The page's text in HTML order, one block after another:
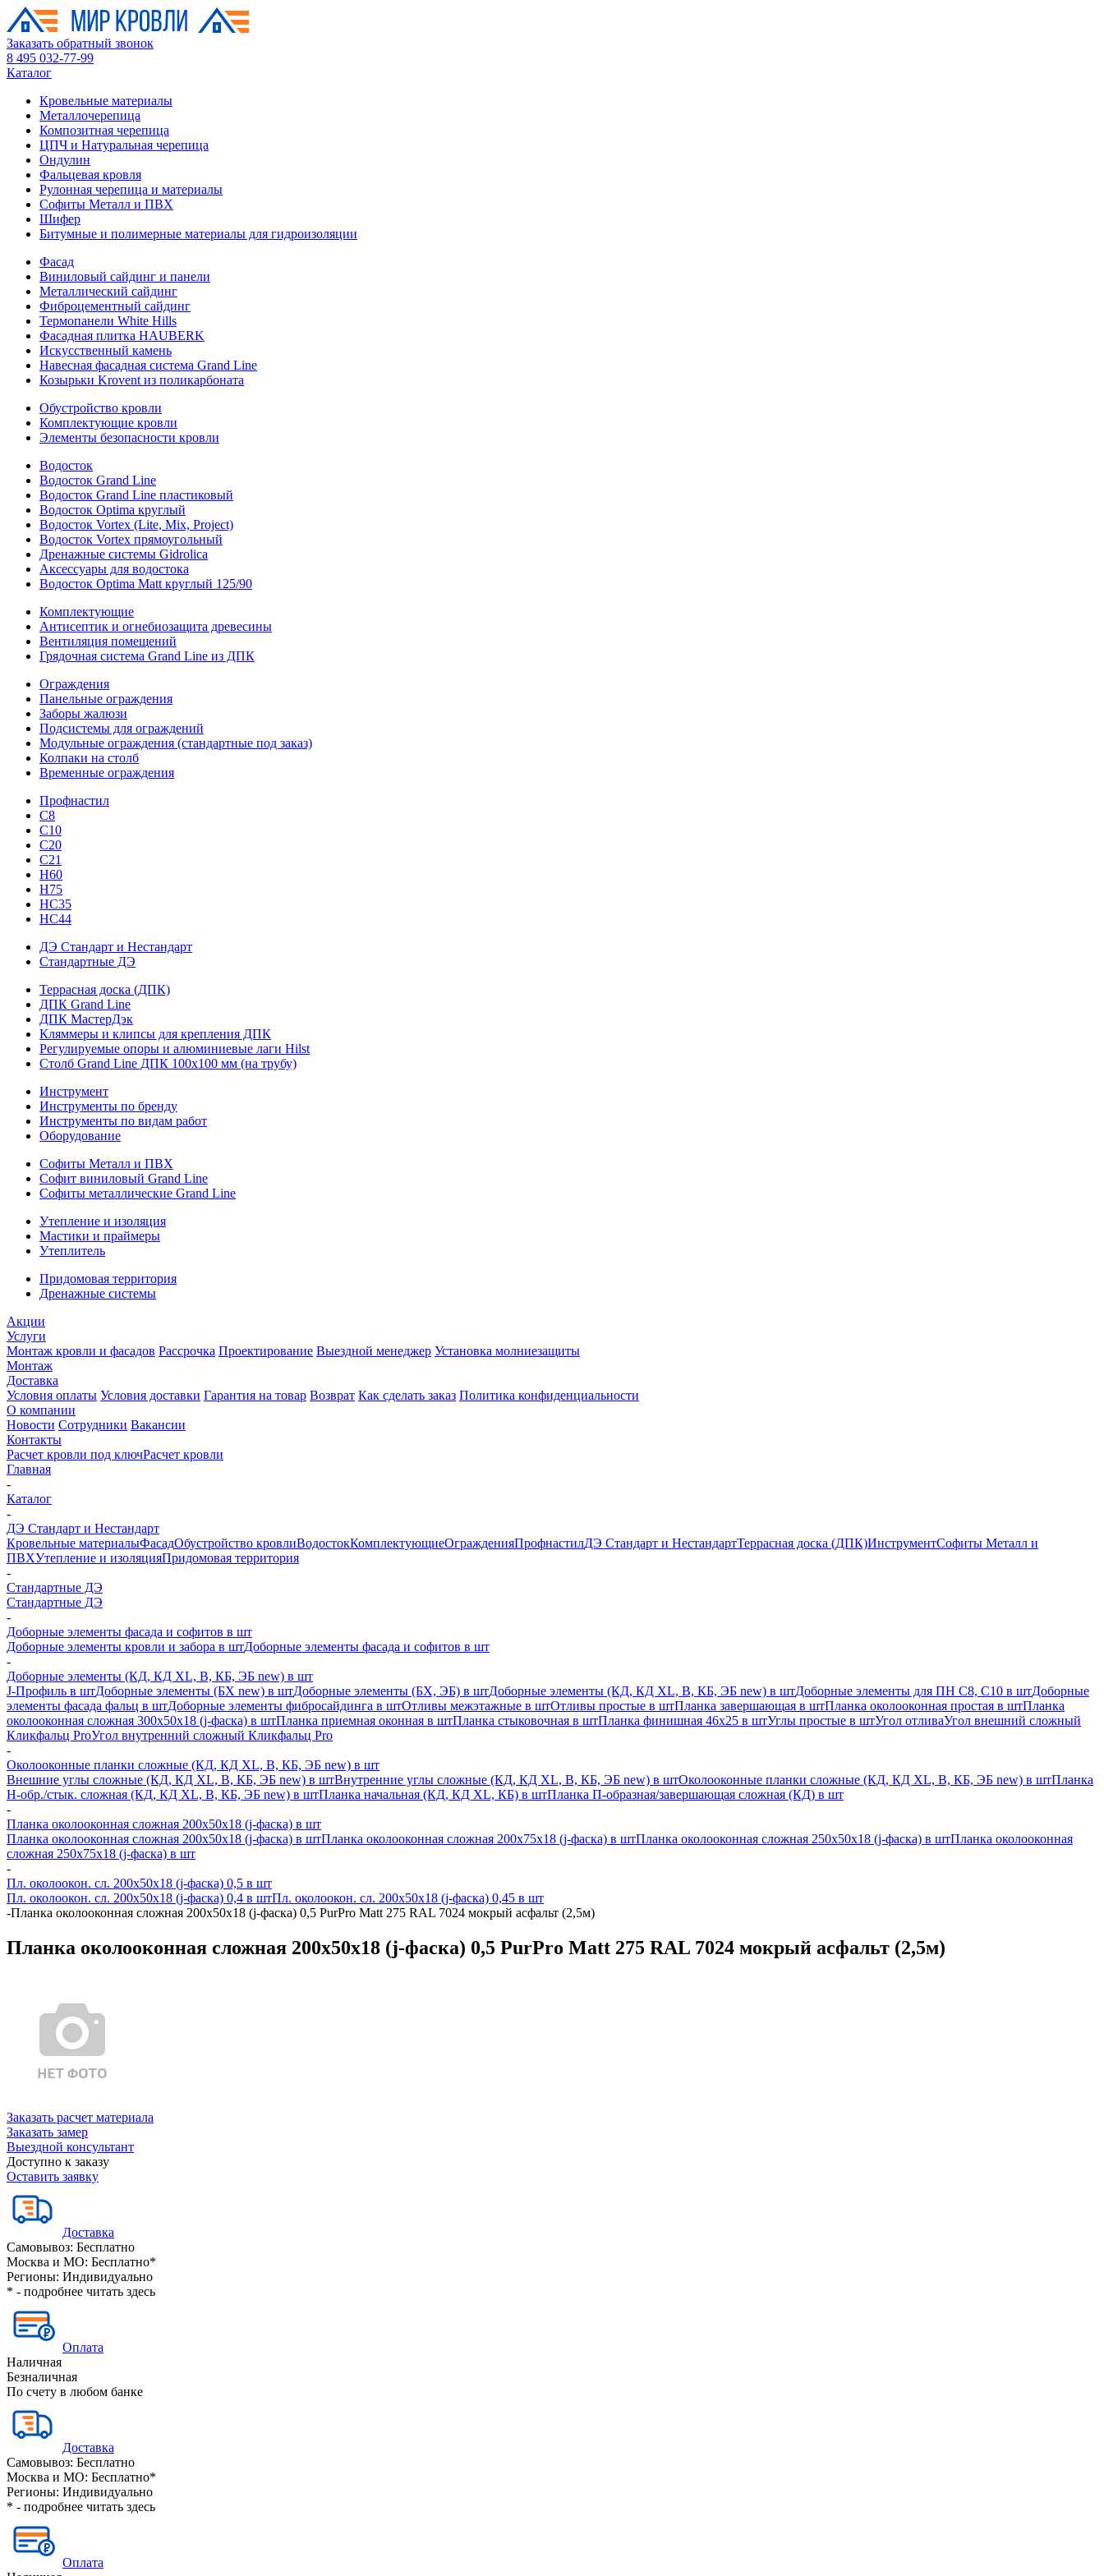
Заказать обратный звонок
8 495 032-77-99
Каталог
Кровельные материалы
Металлочерепица
Композитная черепица
ЦПЧ и Натуральная черепица
Ондулин
Фальцевая кровля
Рулонная черепица и материалы
Софиты Металл и ПВХ
Шифер
Битумные и полимерные материалы для гидроизоляции
Фасад
Виниловый сайдинг и панели
Металлический сайдинг
Фиброцементный сайдинг
Термопанели White Hills
Фасадная плитка HAUBERK
Искусственный камень
Навесная фасадная система Grand Line
Козырьки Krovent из поликарбоната
Обустройство кровли
Комплектующие кровли
Элементы безопасности кровли
Водосток
Водосток Grand Line
Водосток Grand Line пластиковый
Водосток Optima круглый
Водосток Vortex (Lite, Mix, Project)
Водосток Vortex прямоугольный
Дренажные системы Gidrolica
Аксессуары для водостока
Водосток Optima Matt круглый 125/90
Комплектующие
Антисептик и огнебиозащита древесины
Вентиляция помещений
Грядочная система Grand Line из ДПК
Ограждения
Панельные ограждения
Заборы жалюзи
Подсистемы для ограждений
Модульные ограждения (стандартные под заказ)
Колпаки на столб
Временные ограждения
Профнастил
С8
С10
С20
С21
H60
H75
HС35
НС44
ДЭ Стандарт и Нестандарт
Стандартные ДЭ
Террасная доска (ДПК)
ДПК Grand Line
ДПК МастерДэк
Кляммеры и клипсы для крепления ДПК
Регулируемые опоры и алюминиевые лаги Hilst
Столб Grand Line ДПК 100х100 мм (на трубу)
Инструмент
Инструменты по бренду
Инструменты по видам работ
Оборудование
Софиты Металл и ПВХ
Софит виниловый Grand Line
Софиты металлические Grand Line
Утепление и изоляция
Мастики и праймеры
Утеплитель
Придомовая территория
Дренажные системы
Акции
Услуги
Монтаж кровли и фасадов Рассрочка Проектирование Выездной менеджер Установка молниезащиты
Монтаж
Доставка
Условия оплаты Условия доставки Гарантия на товар Возврат Как сделать заказ Политика конфиденциальности
О компании
Новости Сотрудники Вакансии
Контакты
Расчет кровли под ключРасчет кровли
Главная
-
Каталог
-
ДЭ Стандарт и Нестандарт
Кровельные материалыФасадОбустройство кровлиВодостокКомплектующиеОгражденияПрофнастилДЭ Стандарт и НестандартТеррасная доска (ДПК)ИнструментСофиты Металл и
ПВХУтепление и изоляцияПридомовая территория
-
Стандартные ДЭ
Стандартные ДЭ
-
Доборные элементы фасада и софитов в шт
Доборные элементы кровли и забора в штДоборные элементы фасада и софитов в шт
-
Доборные элементы (КД, КД XL, В, КБ, ЭБ new) в шт
J-Профиль в штДоборные элементы (БХ new) в штДоборные элементы (БХ, ЭБ) в штДоборные элементы (КД, КД XL, В, КБ, ЭБ new) в штДоборные элементы для ПН С8, С10 в штДоборные
элементы фасада фальц в штДоборные элементы фибросайдинга в штОтливы межэтажные в штОтливы простые в штПланка завершающая в штПланка околооконная простая в штПланка
околооконная сложная 300х50х18 (j-фаска) в штПланка приемная оконная в штПланка стыковочная в штПланка финишная 46х25 в штУглы простые в штУгол отливаУгол внешний сложный
Кликфальц ProУгол внутренний сложный Кликфальц Pro
-
Околооконные планки сложные (КД, КД XL, В, КБ, ЭБ new) в шт
Внешние углы сложные (КД, КД XL, В, КБ, ЭБ new) в штВнутренние углы сложные (КД, КД XL, В, КБ, ЭБ new) в штОколооконные планки сложные (КД, КД XL, В, КБ, ЭБ new) в штПланка
H-обр./стык. сложная (КД, КД XL, В, КБ, ЭБ new) в штПланка начальная (КД, КД XL, КБ) в штПланка П-образная/завершающая сложная (КД) в шт
-
Планка околооконная сложная 200х50х18 (j-фаска) в шт
Планка околооконная сложная 200х50х18 (j-фаска) в штПланка околооконная сложная 200х75х18 (j-фаска) в штПланка околооконная сложная 250х50х18 (j-фаска) в штПланка околооконная
сложная 250х75х18 (j-фаска) в шт
-
Пл. околоокон. сл. 200х50х18 (j-фаска) 0,5 в шт
Пл. околоокон. сл. 200х50х18 (j-фаска) 0,4 в штПл. околоокон. сл. 200х50х18 (j-фаска) 0,45 в шт
-Планка околооконная сложная 200х50х18 (j-фаска) 0,5 PurPro Matt 275 RAL 7024 мокрый асфальт (2,5м)
Планка околооконная сложная 200х50х18 (j-фаска) 0,5 PurPro Matt 275 RAL 7024 мокрый асфальт (2,5м)
Заказать расчет материала
Заказать замер
Выездной консультант
Доступно к заказу
Оставить заявку
Доставка
Самовывоз: Бесплатно
Москва и МО: Бесплатно*
Регионы: Индивидуально
* - подробнее читать здесь
Оплата
Наличная
Безналичная
По счету в любом банке
Доставка
Самовывоз: Бесплатно
Москва и МО: Бесплатно*
Регионы: Индивидуально
* - подробнее читать здесь
Оплата